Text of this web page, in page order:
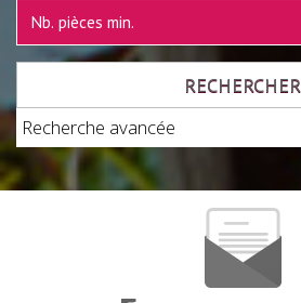
RECHERCHER
Recherche avancée